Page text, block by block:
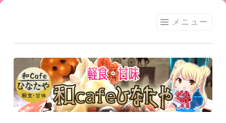
ン
ツ
へ
ス
キ
ひな
たや
メニュー